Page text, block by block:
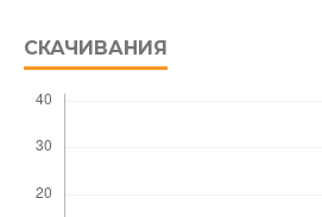
СКАЧИВАНИЯ